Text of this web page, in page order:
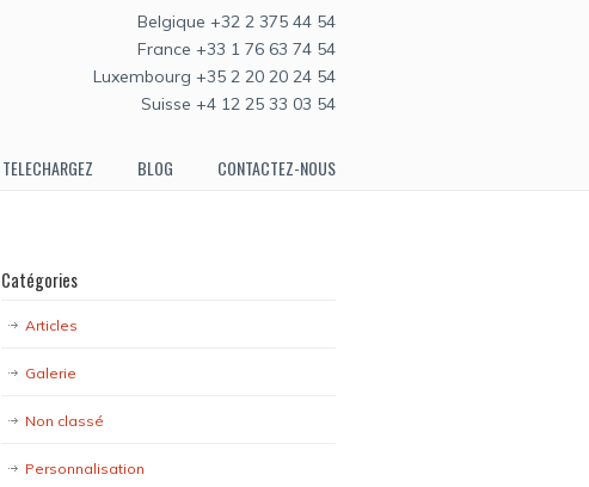
Belgique +32 2 375 44 54
France +33 1 76 63 74 54
Luxembourg +35 2 20 20 24 54
Suisse +4 12 25 33 03 54
TELECHARGEZ BLOG CONTACTEZ-NOUS
Catégories
Articles
Galerie
Non classé
Personnalisation